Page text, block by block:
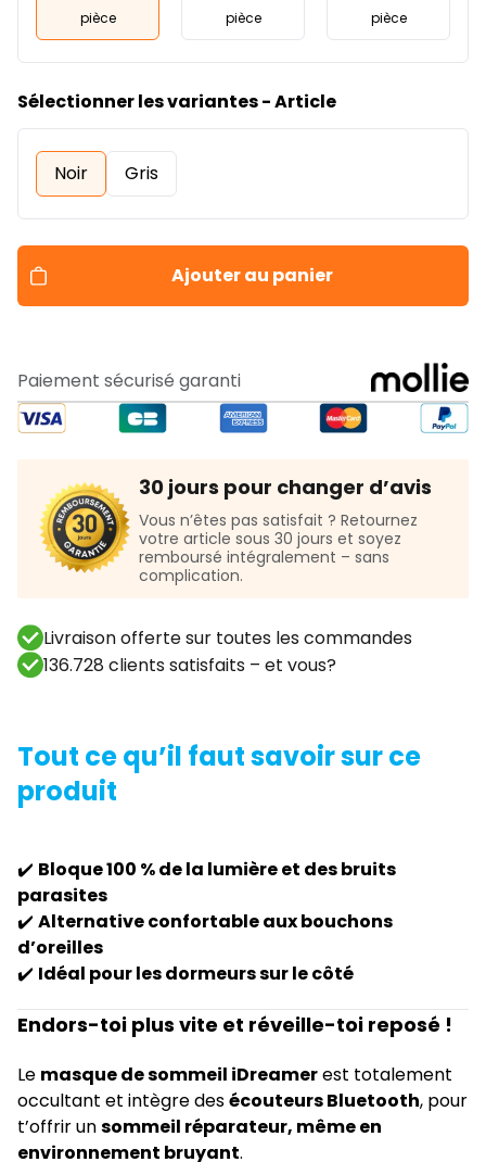
pièce
pièce
pièce
Sélectionner les variantes - Article
Noir Gris
Ajouter au panier
Paiement sécurisé garanti
30 jours pour changer d’avis
Vous n’êtes pas satisfait ? Retournez
votre article sous 30 jours et soyez
remboursé intégralement – sans
complication.
Livraison offerte sur toutes les commandes
136.728 clients satisfaits – et vous?
Tout ce qu’il faut savoir sur ce
produit
✔️ Bloque 100 % de la lumière et des bruits
parasites
✔️ Alternative confortable aux bouchons
d’oreilles
✔️ Idéal pour les dormeurs sur le côté
Endors-toi plus vite et réveille-toi reposé !
Le masque de sommeil iDreamerest totalement
occultant et intègre desécouteurs Bluetooth, pour
t’offrir unsommeil réparateur, même en
environnement bruyant.